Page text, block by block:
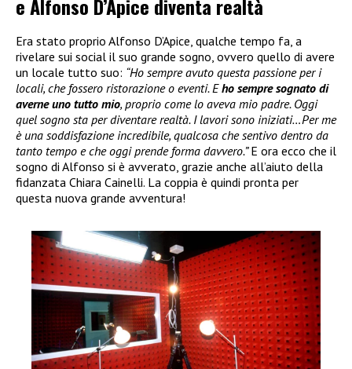
e Alfonso D’Apice diventa realtà
Era stato proprio Alfonso D’Apice, qualche tempo fa, a
rivelare sui social il suo grande sogno, ovvero quello di avere
un locale tutto suo: “Ho sempre avuto questa passione per i
locali, che fossero ristorazione o eventi. Eho sempre sognato di
averne uno tutto mio, proprio come lo aveva mio padre. Oggi
quel sogno sta per diventare realtà. I lavori sono iniziati…Per me
è una soddisfazione incredibile, qualcosa che sentivo dentro da
tanto tempo e che oggi prende forma davvero.”E ora ecco che il
sogno di Alfonso si è avverato, grazie anche all’aiuto della
fidanzata Chiara Cainelli. La coppia è quindi pronta per
questa nuova grande avventura!